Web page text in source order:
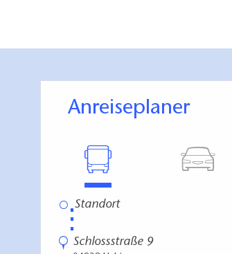
Anreiseplaner
⋮
Schlossstraße 9